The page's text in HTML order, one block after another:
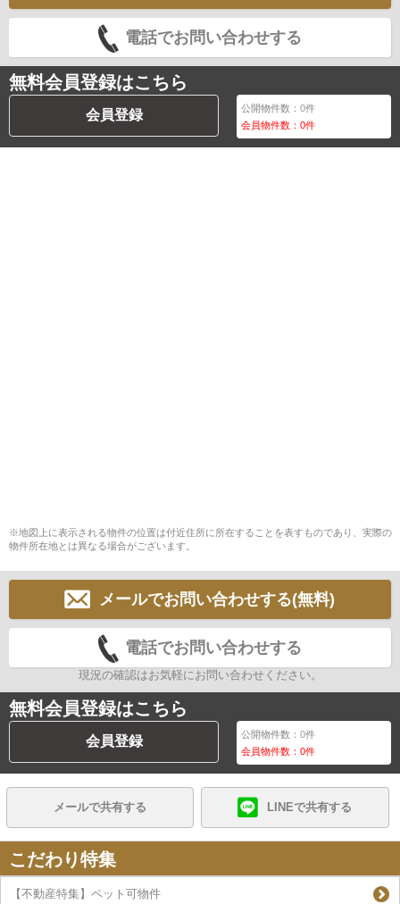
電話でお問い合わせする
無料会員登録はこちら
会員登録 公開物件数：0件
会員物件数：0件
※地図上に表示される物件の位置は付近住所に所在することを表すものであり、実際の
物件所在地とは異なる場合がございます。
メールでお問い合わせする(無料)
電話でお問い合わせする
現況の確認はお気軽にお問い合わせください。
無料会員登録はこちら
会員登録 公開物件数：0件
会員物件数：0件
メールで共有する LINEで共有する
こだわり特集
【不動産特集】ペット可物件